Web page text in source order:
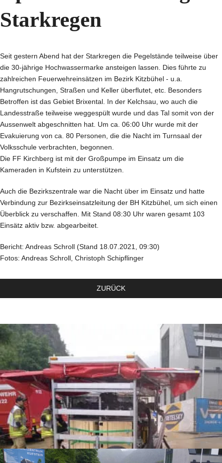
Starkregen
Seit gestern Abend hat der Starkregen die Pegelstände teilweise über
die 30-jährige Hochwassermarke ansteigen lassen. Dies führte zu
zahlreichen Feuerwehreinsätzen im Bezirk Kitzbühel - u.a.
Hangrutschungen, Straßen und Keller überflutet, etc. Besonders
Betroffen ist das Gebiet Brixental. In der Kelchsau, wo auch die
Landesstraße teilweise weggespült wurde und das Tal somit von der
Aussenwelt abgeschnitten hat. Um ca. 06:00 Uhr wurde mit der
Evakuierung von ca. 80 Personen, die die Nacht im Turnsaal der
Volksschule verbrachten, begonnen.
Die FF Kirchberg ist mit der Großpumpe im Einsatz um die
Kameraden in Kufstein zu unterstützen.
Auch die Bezirkszentrale war die Nacht über im Einsatz und hatte
Verbindung zur Bezirkseinsatzleitung der BH Kitzbühel, um sich einen
Überblick zu verschaffen. Mit Stand 08:30 Uhr waren gesamt 103
Einsätz aktiv bzw. abgearbeitet.
Bericht: Andreas Schroll (Stand 18.07.2021, 09:30)
Fotos: Andreas Schroll, Christoph Schipflinger
ZURÜCK